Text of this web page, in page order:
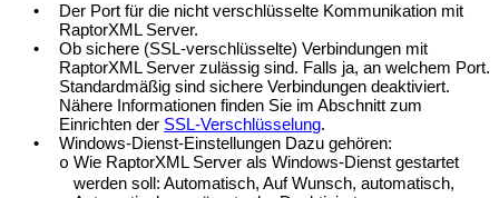
•
Der Port für die nicht verschlüsselte Kommunikation mit
RaptorXML Server.
•
Ob sichere (SSL-verschlüsselte) Verbindungen mit
RaptorXML Server zulässig sind. Falls ja, an welchem Port.
Standardmäßig sind sichere Verbindungen deaktiviert.
Nähere Informationen finden Sie im Abschnitt zum
Einrichten der SSL-Verschlüsselung.
•
Windows-Dienst-Einstellungen Dazu gehören:
o Wie RaptorXML Serverals Windows-Dienst gestartet
werden soll: Automatisch, Auf Wunsch, automatisch,